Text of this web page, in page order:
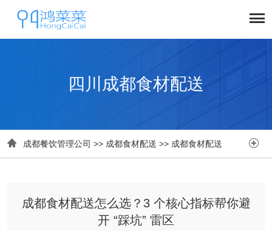
四川成都食材配送
 成都餐饮管理公司 >> 成都食材配送 >> 成都食材配送 
成都食材配送怎么选？3 个核心指标帮你避
开 “踩坑” 雷区